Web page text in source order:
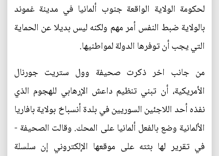
لحكومة الولاية الواقعة جنوب ألمانيا في مدينة غموند
بالولاية ضبط النفس أمر مهم ولكنه ليس بديلا عن الحماية
التي يجب أن توفرها الدولة لمواطنيها.
من جانب اخر ذكرت صحيفة وول ستريت جورنال
الأمريكية، أن تبني تنظيم داعش الإرهابي للهجوم الذي
نفذه أحد اللاجئين السوريين في بلدة أنسباخ بولاية بافاريا
الألمانية وضع بالفعل ألمانيا على المحك. وقالت الصحيفة -
في تقرير لها بثته على موقعها الإلكتروني إن سلسلة